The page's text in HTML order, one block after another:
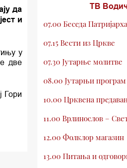
да
и
у
две
Гори
ТВ
07.00 Беседа
07.15 Вести из Цркве
07.30 Јутарње молитве
08.00 Јутарњи програм
10.00 Црквена
11.00 Врлинослов –
12.00 Фолклор магазин
13.00 Питања и